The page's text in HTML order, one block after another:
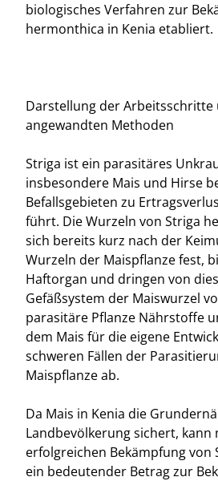
biologisches Verfahren zur
hermonthica in Kenia etabliert.
Darstellung der Arbeitsschritte
angewandten Methoden
Striga ist ein parasitäres
insbesondere Mais und Hirse
Befallsgebieten zu
führt. Die Wurzeln von Striga
sich bereits kurz nach der
Wurzeln der Maispflanze fest,
Haftorgan und dringen von
Gefäßsystem der Maiswurzel
parasitäre Pflanze Nährstoffe
dem Mais für die eigene
schweren Fällen der
Maispflanze ab.
Da Mais in Kenia die
Landbevölkerung sichert, kann
erfolgreichen Bekämpfung von
ein bedeutender Betrag zur